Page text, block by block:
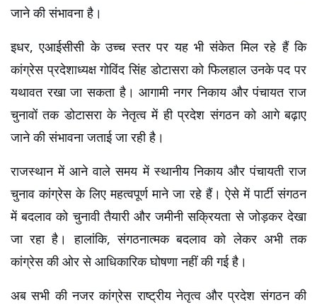
जाने की संभावना है।
इधर, एआईसीसी के उच्च स्तर पर यह भी संकेत मिल रहे हैं कि
कांग्रेस प्रदेशाध्यक्ष गोविंद सिंह डोटासरा को फिलहाल उनके पद पर
यथावत रखा जा सकता है। आगामी नगर निकाय और पंचायत राज
चुनावों तक डोटासरा के नेतृत्व में ही प्रदेश संगठन को आगे बढ़ाए
जाने की संभावना जताई जा रही है।
राजस्थान में आने वाले समय में स्थानीय निकाय और पंचायती राज
चुनाव कांग्रेस के लिए महत्वपूर्ण माने जा रहे हैं। ऐसे में पार्टी संगठन
में बदलाव को चुनावी तैयारी और जमीनी सक्रियता से जोड़कर देखा
जा रहा है। हालांकि, संगठनात्मक बदलाव को लेकर अभी तक
कांग्रेस की ओर से आधिकारिक घोषणा नहीं की गई है।
अब सभी की नजर कांग्रेस राष्ट्रीय नेतृत्व और प्रदेश संगठन की